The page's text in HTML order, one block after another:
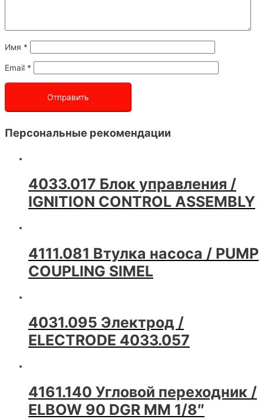
Имя *
Email *
Персональные рекомендации
4033.017 Блок управления /
IGNITION CONTROL ASSEMBLY
4111.081 Втулка насоса / PUMP
COUPLING SIMEL
4031.095 Электрод /
ELECTRODE 4033.057
4161.140 Угловой переходник /
ELBOW 90 DGR MM 1/8″